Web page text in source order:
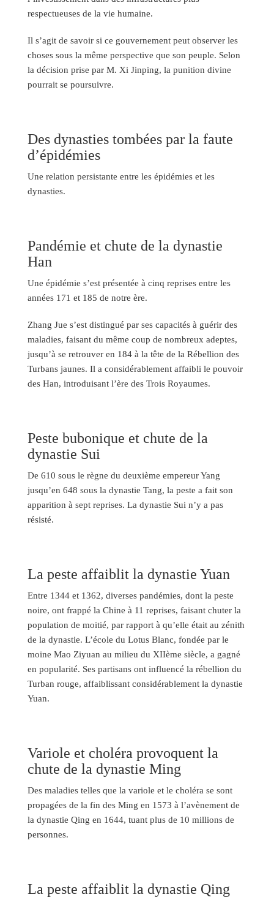
respectueuses de la vie humaine.
Il s’agit de savoir si ce gouvernement peut observer les
choses sous la même perspective que son peuple. Selon
la décision prise par M. Xi Jinping, la punition divine
pourrait se poursuivre.
Des dynasties tombées par la faute
d’épidémies
Une relation persistante entre les épidémies et les
dynasties.
Pandémie et chute de la dynastie
Han
Une épidémie s’est présentée à cinq reprises entre les
années 171 et 185 de notre ère.
Zhang Jue s’est distingué par ses capacités à guérir des
maladies, faisant du même coup de nombreux adeptes,
jusqu’à se retrouver en 184 à la tête de la Rébellion des
Turbans jaunes. Il a considérablement affaibli le pouvoir
des Han, introduisant l’ère des Trois Royaumes.
Peste bubonique et chute de la
dynastie Sui
De 610 sous le règne du deuxième empereur Yang
jusqu’en 648 sous la dynastie Tang, la peste a fait son
apparition à sept reprises. La dynastie Sui n’y a pas
résisté.
La peste affaiblit la dynastie Yuan
Entre 1344 et 1362, diverses pandémies, dont la peste
noire, ont frappé la Chine à 11 reprises, faisant chuter la
population de moitié, par rapport à qu’elle était au zénith
de la dynastie. L’école du Lotus Blanc, fondée par le
moine Mao Ziyuan au milieu du XIIème siècle, a gagné
en popularité. Ses partisans ont influencé la rébellion du
Turban rouge, affaiblissant considérablement la dynastie
Yuan.
Variole et choléra provoquent la
chute de la dynastie Ming
Des maladies telles que la variole et le choléra se sont
propagées de la fin des Ming en 1573 à l’avènement de
la dynastie Qing en 1644, tuant plus de 10 millions de
personnes.
La peste affaiblit la dynastie Qing